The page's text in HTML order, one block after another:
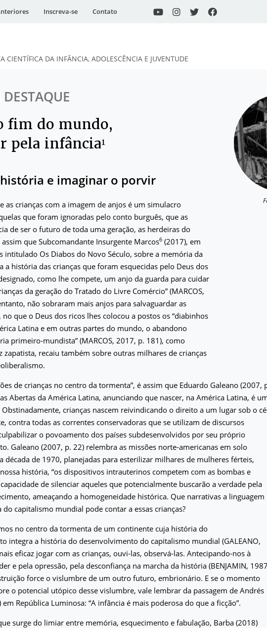
Inscreva-se Contato
CIENTÍFICA DA INFÂNCIA, ADOLESCÊNCIA E JUVENTUDE
fim do mundo,
pela infância¹
e imaginar o porvir
as crianças com a imagem de anjos é um simulacro
que foram ignoradas pelo conto burguês, que as
de ser o futuro de toda uma geração, as herdeiras do
que Subcomandante Insurgente Marcos6 (2017), em
intitulado Os Diabos do Novo Século, sobre a memória da
a história das crianças que foram esquecidas pelo Deus dos
como lhe compete, um anjo da guarda para cuidar
da geração do Tratado do Livre Comércio” (MARCOS,
não sobraram mais anjos para salvaguardar as
no que o Deus dos ricos lhes colocou a postos os “diabinhos
Latina e em outras partes do mundo, o abandono
primeiro-mundista” (MARCOS, 2017, p. 181), como
zapatista, recaiu também sobre outras milhares de crianças
de crianças no centro da tormenta”, é assim que Eduardo Galeano (2007,
Abertas da América Latina, anunciando que nascer, na América Latina, é
crianças nascem reivindicando o direito a um lugar sob o
contra todas as correntes conservadoras que se utilizam de discursos
o povoamento dos países subdesenvolvidos por seu próprio
Galeano (2007, p. 22) relembra as missões norte-americanas em solo
década de 1970, planejadas para esterilizar milhares de mulheres férteis,
história, “os dispositivos intrauterinos competem com as bombas e
de silenciar aqueles que potencialmente buscarão a verdade pela
ameaçando a homogeneidade histórica. Que narrativas a linguagem
capitalismo mundial pode contar a essas crianças?
no centro da tormenta de um continente cuja história do
integra a história do desenvolvimento do capitalismo mundial (GALEANO,
eficaz jogar com as crianças, ouvi-las, observá-las. Antecipando-nos à
e pela opressão, pela desconfiança na marcha da história (BENJAMIN,
force o vislumbre de um outro futuro, embrionário. E se o momento
o potencial utópico desse vislumbre, vale lembrar da passagem de Andrés
República Luminosa: “A infância é mais poderosa do que a ficção”.
surge do limiar entre memória, esquecimento e fabulação, Barba (2018)